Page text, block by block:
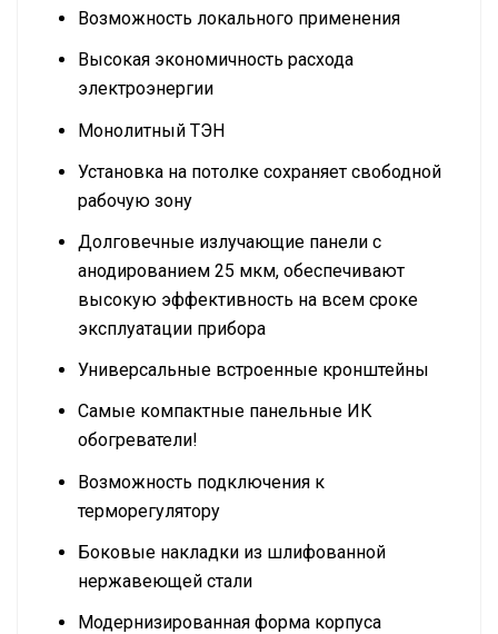
Возможность локального применения
Высокая экономичность расхода
электроэнергии
Монолитный ТЭН
Установка на потолке сохраняет свободной
рабочую зону
Долговечные излучающие панели с
анодированием 25 мкм, обеспечивают
высокую эффективность на всем сроке
эксплуатации прибора
Универсальные встроенные кронштейны
Самые компактные панельные ИК
обогреватели!
Возможность подключения к
терморегулятору
Боковые накладки из шлифованной
нержавеющей стали
Модернизированная форма корпуса